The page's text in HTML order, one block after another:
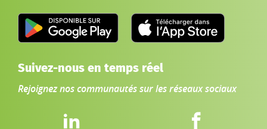
Suivez-nous en temps réel
Rejoignez nos communautés sur les réseaux sociaux